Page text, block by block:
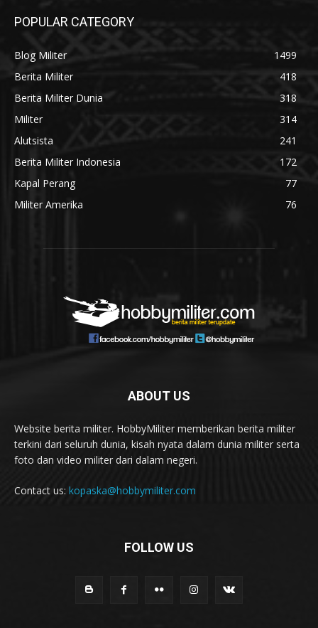
POPULAR CATEGORY
Blog Militer
1499
Berita Militer
418
Berita Militer Dunia
318
Militer
314
Alutsista
241
Berita Militer Indonesia
172
Kapal Perang
77
Militer Amerika
76
ABOUT US
Website berita militer. HobbyMiliter memberikan berita militer
terkini dari seluruh dunia, kisah nyata dalam dunia militer serta
foto dan video militer dari dalam negeri.
Contact us: kopaska@hobbymiliter.com
FOLLOW US